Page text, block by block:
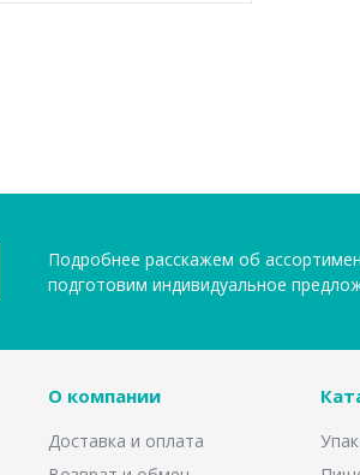
Подробнее расскажем об
подготовим индивидуальное
О компании
Доставка и оплата